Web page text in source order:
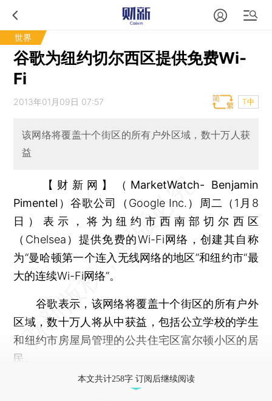
世界
谷歌为纽约切尔西区提供免费Wi-
Fi
2013年01月09日 07:57 T中
该网络将覆盖十个街区的所有户外区域，数十万人获
益
【财新网】（MarketWatch- Benjamin
Pimentel） 谷歌公司（Google Inc.）周二（1月8
日）表示，将为纽约市西南部切尔西区
（Chelsea）提供免费的Wi-Fi网络，创建其自称
为“曼哈顿第一个连入无线网络的地区”和纽约市“最
大的连续Wi-Fi网络”。
谷歌表示，该网络将覆盖十个街区的所有户外
区域，数十万人将从中获益，包括公立学校的学生
和纽约市房屋局管理的公共住宅区富尔顿小区的居
民。
本文共计258字 订阅后继续阅读